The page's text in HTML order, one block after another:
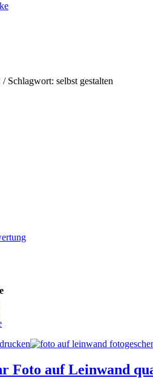
/ Schlagwort: selbst gestalten
Foto auf Leinwand